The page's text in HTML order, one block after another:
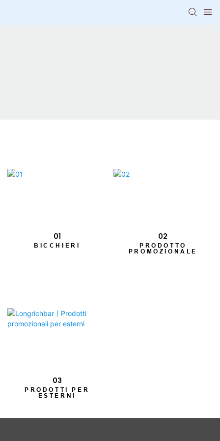
01
BICCHIERI
02
PRODOTTO
PROMOZIONALE
03
PRODOTTI PER
ESTERNI